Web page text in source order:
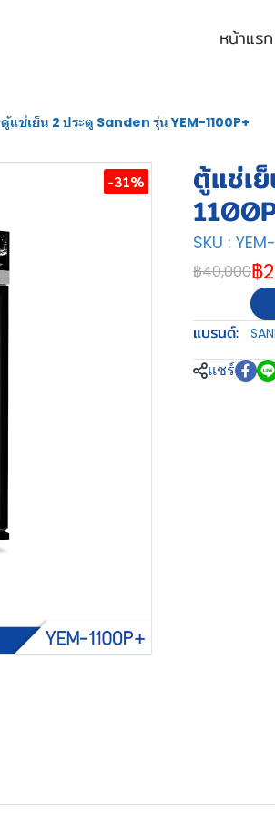
หน้าแรก
ตู้แช่เย็น 2 ประตู Sanden รุ่น YEM-1100P+
-31% ตู้แช่เ
SKU :
฿40,000฿
แบรนด์:
แชร์